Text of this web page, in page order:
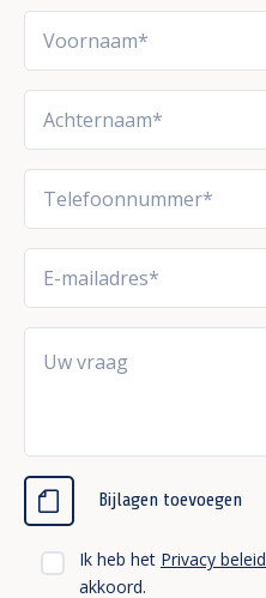
Bijlagen toevoegen
Ik heb het Privacy beleid
akkoord.